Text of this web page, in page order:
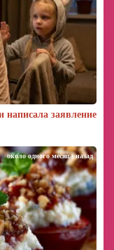
написала заявление
около одного месяца назад